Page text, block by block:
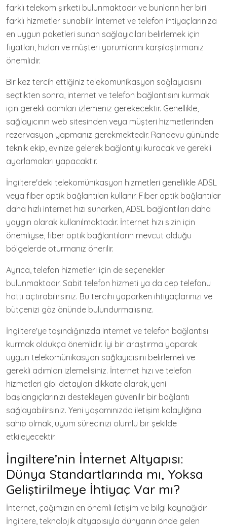
farklı telekom şirketi bulunmaktadır ve bunların her biri
farklı hizmetler sunabilir. İnternet ve telefon ihtiyaçlarınıza
en uygun paketleri sunan sağlayıcıları belirlemek için
fiyatları, hızları ve müşteri yorumlarını karşılaştırmanız
önemlidir.
Bir kez tercih ettiğiniz telekomünikasyon sağlayıcısını
seçtikten sonra, internet ve telefon bağlantısını kurmak
için gerekli adımları izlemeniz gerekecektir. Genellikle,
sağlayıcının web sitesinden veya müşteri hizmetlerinden
rezervasyon yapmanız gerekmektedir. Randevu gününde
teknik ekip, evinize gelerek bağlantıyı kuracak ve gerekli
ayarlamaları yapacaktır.
İngiltere'deki telekomünikasyon hizmetleri genellikle ADSL
veya fiber optik bağlantıları kullanır. Fiber optik bağlantılar
daha hızlı internet hızı sunarken, ADSL bağlantıları daha
yaygın olarak kullanılmaktadır. İnternet hızı sizin için
önemliyse, fiber optik bağlantıların mevcut olduğu
bölgelerde oturmanız önerilir.
Ayrıca, telefon hizmetleri için de seçenekler
bulunmaktadır. Sabit telefon hizmeti ya da cep telefonu
hattı açtırabilirsiniz. Bu tercihi yaparken ihtiyaçlarınızı ve
bütçenizi göz önünde bulundurmalısınız.
İngiltere'ye taşındığınızda internet ve telefon bağlantısı
kurmak oldukça önemlidir. İyi bir araştırma yaparak
uygun telekomünikasyon sağlayıcısını belirlemeli ve
gerekli adımları izlemelisiniz. İnternet hızı ve telefon
hizmetleri gibi detayları dikkate alarak, yeni
başlangıçlarınızı destekleyen güvenilir bir bağlantı
sağlayabilirsiniz. Yeni yaşamınızda iletişim kolaylığına
sahip olmak, uyum sürecinizi olumlu bir şekilde
etkileyecektir.
İngiltere’nin İnternet Altyapısı:
Dünya Standartlarında mı, Yoksa
Geliştirilmeye İhtiyaç Var mı?
İnternet, çağımızın en önemli iletişim ve bilgi kaynağıdır.
İngiltere, teknolojik altyapısıyla dünyanın önde gelen